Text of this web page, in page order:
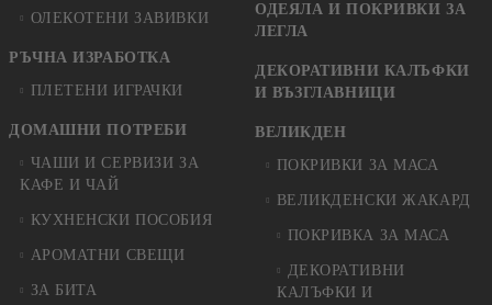
ОЛЕКОТЕНИ ЗАВИВКИ
РЪЧНА ИЗРАБОТКА
ПЛЕТЕНИ ИГРАЧКИ
ДОМАШНИ ПОТРЕБИ
ЧАШИ И СЕРВИЗИ ЗА
КАФЕ И ЧАЙ
КУХНЕНСКИ ПОСОБИЯ
АРОМАТНИ СВЕЩИ
ЗА БИТА
ОДЕЯЛА И ПОКРИВКИ ЗА
ЛЕГЛА
ДЕКОРАТИВНИ КАЛЪФКИ
И ВЪЗГЛАВНИЦИ
ВЕЛИКДЕН
ПОКРИВКИ ЗА МАСА
ВЕЛИКДЕНСКИ ЖАКАРД
ПОКРИВКА ЗА МАСА
ДЕКОРАТИВНИ
КАЛЪФКИ И